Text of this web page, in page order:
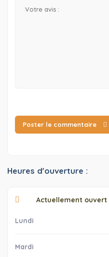
Poster le commentaire
Heures d'ouverture :
Actuellement ouvert
Lundi
Mardi